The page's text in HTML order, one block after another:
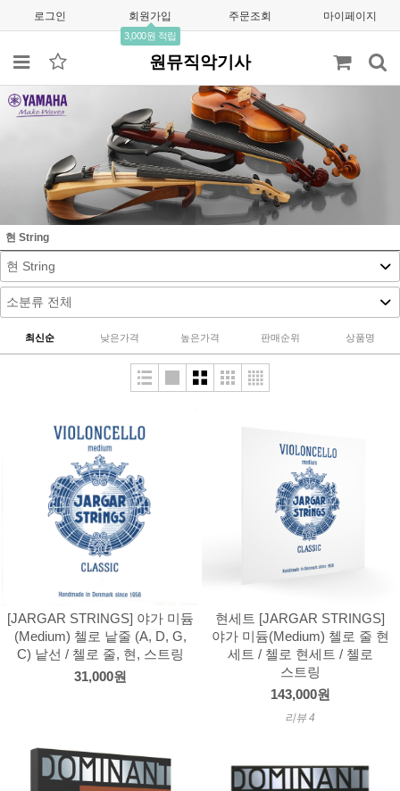
로그인 회원가입
3,000원 적립
주문조회 마이페이지
원뮤직악기사
현 String
최신순 낮은가격 높은가격 판매순위 상품명
[JARGAR STRINGS] 야가 미듐
(Medium) 첼로 낱줄 (A, D, G,
C) 낱선 / 첼로 줄, 현, 스트링
31,000원
현세트 [JARGAR STRINGS]
야가 미듐(Medium) 첼로 줄 현
세트 / 첼로 현세트 / 첼로
스트링
143,000원
리뷰 4